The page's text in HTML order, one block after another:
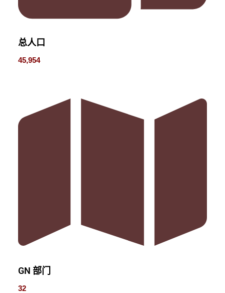
总人口
45,954
GN 部门
32